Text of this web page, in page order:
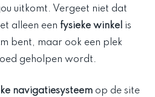
uitkomt. Vergeet niet dat
alleen een fysieke winkel is
bent, maar ook een plek
geholpen wordt.
navigatiesysteem op de site